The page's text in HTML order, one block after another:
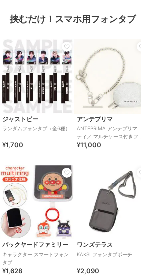
挟むだけ！スマホ用フォンタブ
ジャストビー
ランダムフォンタブ（全6種）
¥1,700
アンテプリマ
ANTEPRIMA アンテプリマ
ティノ マルチケース付きフォ
ンタブストラップ
¥11,000
バックヤードファミリー
キャラクター スマートフォン
タブ
¥1,628
ワンズテラス
KAKSI フォンタブポーチ
¥2,090